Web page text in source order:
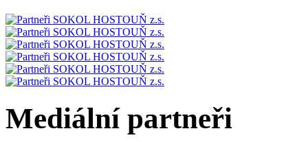
Mediální partneři